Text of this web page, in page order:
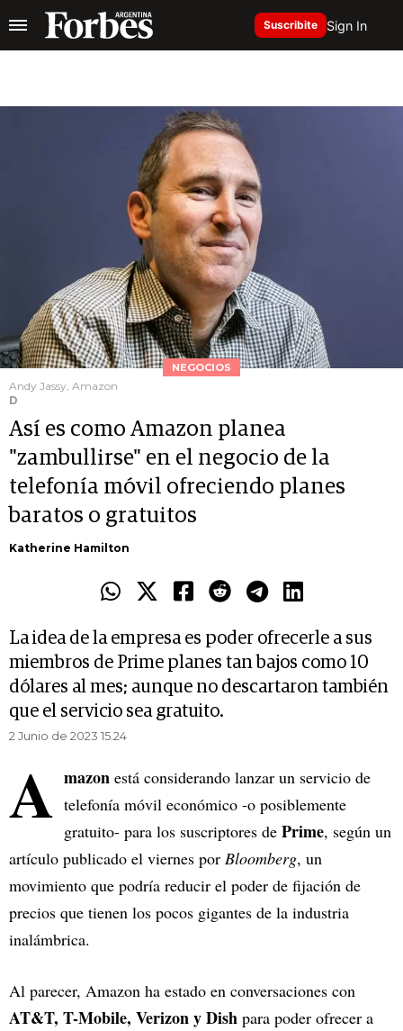
Suscribite Sign In
NEGOCIOS
Andy Jassy, Amazon
D
Así es como Amazon planea
"zambullirse" en el negocio de la
telefonía móvil ofreciendo planes
baratos o gratuitos
Katherine Hamilton
La idea de la empresa es poder ofrecerle a sus
miembros de Prime planes tan bajos como 10
dólares al mes; aunque no descartaron también
que el servicio sea gratuito.
2 Junio de 2023 15.24
A mazon está considerando lanzar un servicio de
telefonía móvil económico -o posiblemente
gratuito- para los suscriptores de Prime, según un
artículo publicado el viernes por Bloomberg, un
movimiento que podría reducir el poder de fijación de
precios que tienen los pocos gigantes de la industria
inalámbrica.
Al parecer, Amazon ha estado en conversaciones con
AT&T, T-Mobile, Verizon y Dish para poder ofrecer a